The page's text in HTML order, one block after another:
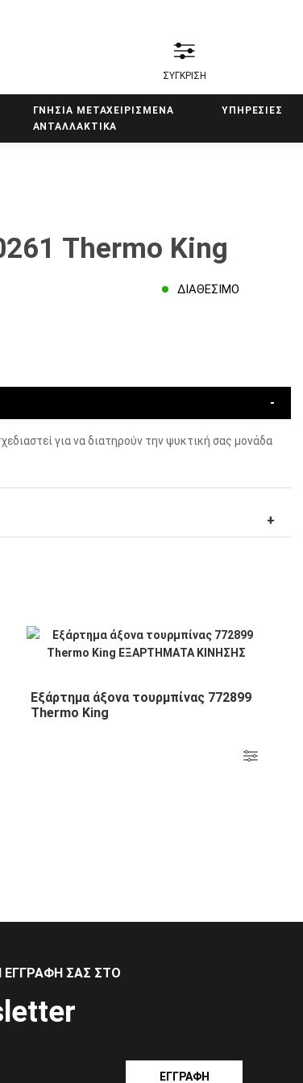
ΣΥΓΚΡΙΣΗ
ΓΝΗΣΙΑ ΜΕΤΑΧΕΙΡΙΣΜΕΝΑ
ΑΝΤΑΛΛΑΚΤΙΚΑ
ΥΠΗΡΕΣΊΕΣ
Thermo King
ΔΙΑΘΈΣΙΜΟ
για να διατηρούν την ψυκτική σας μονάδα
Εξάρτημα άξονα τουρμπίνας 772899
Thermo King
ΕΓΓΡΑΦΉ ΣΑΣ ΣΤΟ
ΕΓΓΡΑΦΉ